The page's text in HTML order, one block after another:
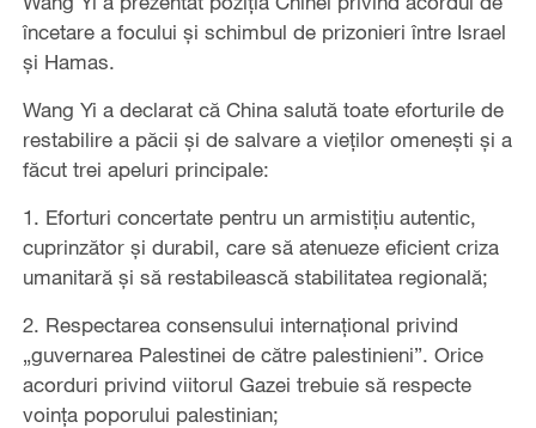
încetare a focului și schimbul de prizonieri între Israel
și Hamas.
Wang Yi a declarat că China salută toate eforturile de
restabilire a păcii și de salvare a vieților omenești și a
făcut trei apeluri principale:
1. Eforturi concertate pentru un armistițiu autentic,
cuprinzător și durabil, care să atenueze eficient criza
umanitară și să restabilească stabilitatea regională;
2. Respectarea consensului internațional privind
„guvernarea Palestinei de către palestinieni”. Orice
acorduri privind viitorul Gazei trebuie să respecte
voința poporului palestinian;